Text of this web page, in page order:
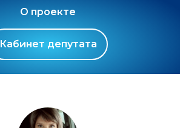
О проекте
Кабинет депутата